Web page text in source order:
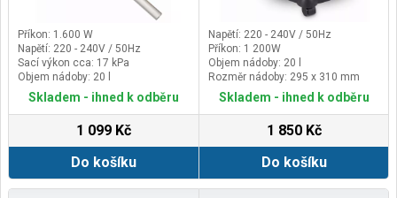
Příkon: 1.600 W
Napětí: 220 - 240V / 50Hz
Sací výkon cca: 17 kPa
Objem nádoby: 20 l
Skladem - ihned k odběru
1 099 Kč
Do košíku
Napětí: 220 - 240V / 50Hz
Příkon: 1 200W
Objem nádoby: 20 l
Rozměr nádoby: 295 x 310 mm
Skladem - ihned k odběru
1 850 Kč
Do košíku